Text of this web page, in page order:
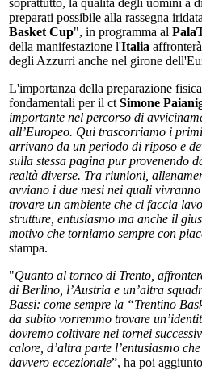
preparati possibile alla rassegna
Basket Cup", in programma al
della manifestazione l'Italia affronterà
degli Azzurri anche nel girone
L'importanza della preparazione
fondamentali per il ct Simone
importante nel percorso di
all’Europeo. Qui trascorriamo i
arrivano da un periodo di riposo e
sulla stessa pagina pur provenendo
realtà diverse. Tra riunioni,
avviano i due mesi nei quali
trovare un ambiente che ci faccia
strutture, entusiasmo ma anche il
motivo che torniamo sempre con
stampa.
"Quanto al torneo di Trento,
di Berlino, l’Austria e un’altra
Bassi: come sempre la “Trentino
da subito vorremmo trovare
dovremo coltivare nei tornei
calore, d’altra parte l’entusiasmo
davvero eccezionale”, ha poi aggiunto